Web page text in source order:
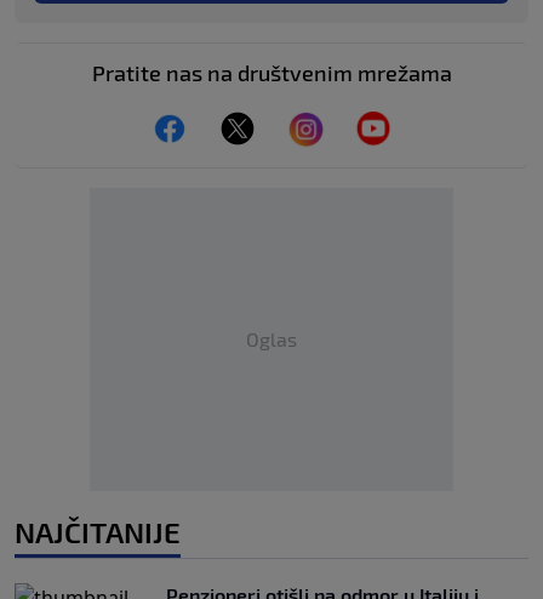
Pratite nas na društvenim mrežama
Oglas
NAJČITANIJE
Penzioneri otišli na odmor u Italiju i